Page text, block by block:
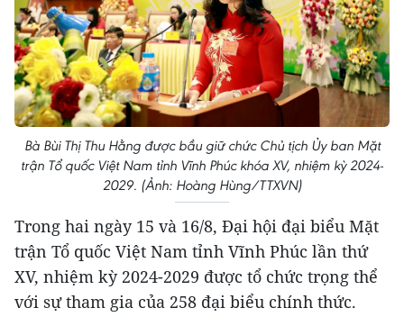
Bà Bùi Thị Thu Hằng được bầu giữ chức Chủ tịch Ủy ban Mặt
trận Tổ quốc Việt Nam tỉnh Vĩnh Phúc khóa XV, nhiệm kỳ 2024-
2029. (Ảnh: Hoàng Hùng/TTXVN)
Trong hai ngày 15 và 16/8, Đại hội đại biểu Mặt
trận Tổ quốc Việt Nam tỉnh Vĩnh Phúc lần thứ
XV, nhiệm kỳ 2024-2029 được tổ chức trọng thể
với sự tham gia của 258 đại biểu chính thức.